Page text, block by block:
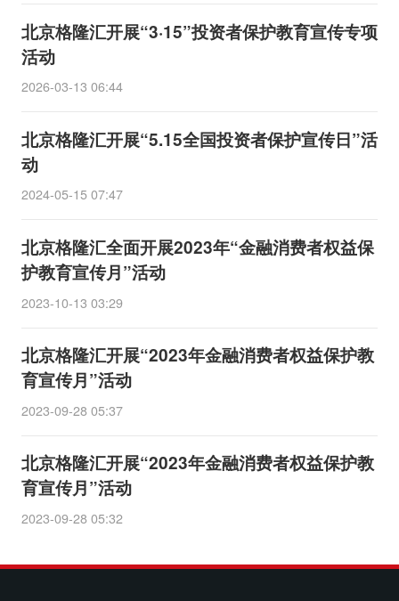
北京格隆汇开展“3·15”投资者保护教育宣传专项
活动
2026-03-13 06:44
北京格隆汇开展“5.15全国投资者保护宣传日”活
动
2024-05-15 07:47
北京格隆汇全面开展2023年“金融消费者权益保
护教育宣传月”活动
2023-10-13 03:29
北京格隆汇开展“2023年金融消费者权益保护教
育宣传月”活动
2023-09-28 05:37
北京格隆汇开展“2023年金融消费者权益保护教
育宣传月”活动
2023-09-28 05:32